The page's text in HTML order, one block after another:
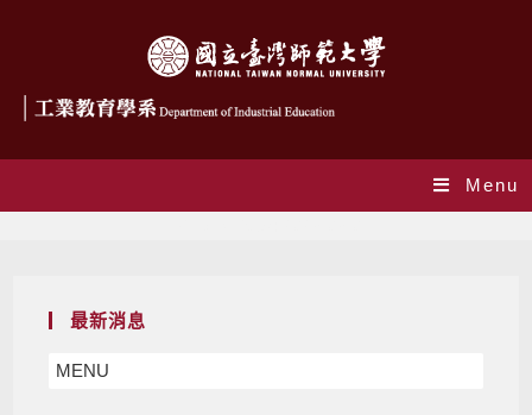
Menu
最新消息
MENU